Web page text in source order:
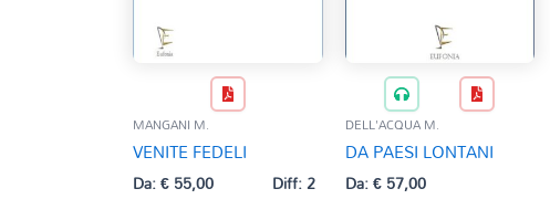
MANGANI M.
VENITE FEDELI
Da:€55,00 Diff: 2
DELL'ACQUA M.
DA PAESI LONTANI
Da:€57,00